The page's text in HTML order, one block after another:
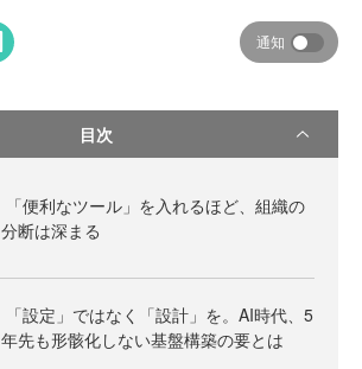
通知
目次
「便利なツール」を入れるほど、組織の
分断は深まる
「設定」ではなく「設計」を。AI時代、5
年先も形骸化しない基盤構築の要とは